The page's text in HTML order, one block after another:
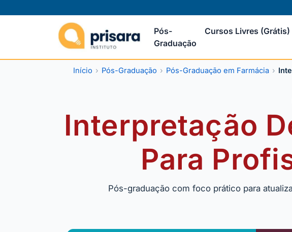
Pós-
Graduação
Cursos Livres (Grátis)
Início Pós-Graduação Pós-Graduação em Farmácia
Interpretação
Para
Pós-graduação com foco prático para